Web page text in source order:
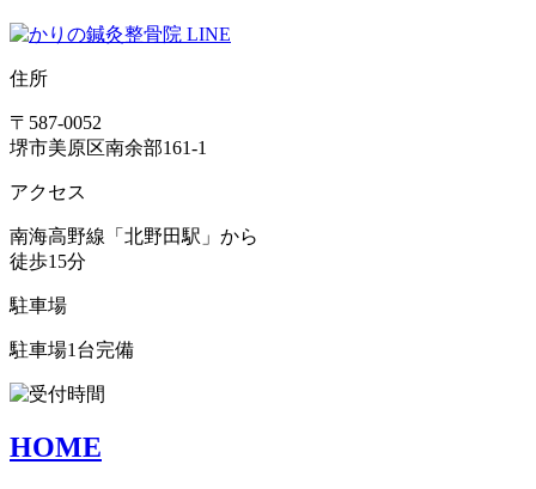
住所
〒587-0052
堺市美原区南余部161-1
アクセス
南海高野線「北野田駅」から
徒歩15分
駐車場
駐車場1台完備
HOME